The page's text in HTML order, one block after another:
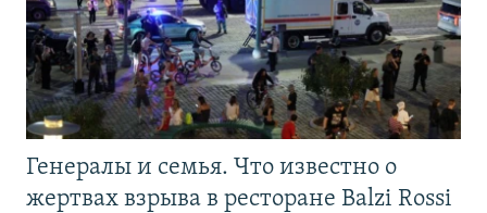
Генералы и семья. Что известно о
жертвах взрыва в ресторане Balzi Rossi